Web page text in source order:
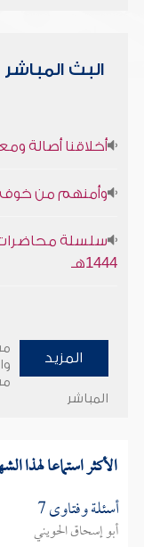
البث المباشر
أخلاقنا أصالة
وأمنهم من خوف
سلسلة
1444هـ
المزيد
المباشر
الأكثر استماعا لهذا
أسئلة وفتاوى 7
أبو إسحاق الحويني